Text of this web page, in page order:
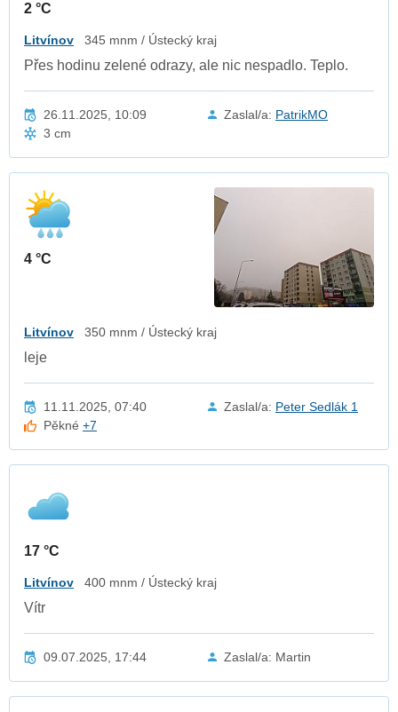
2 °C
Litvínov 345 mnm / Ústecký kraj
Přes hodinu zelené odrazy, ale nic nespadlo. Teplo.
26.11.2025, 10:09 Zaslal/a: PatrikMO
3 cm
4 °C
Litvínov 350 mnm / Ústecký kraj
leje
11.11.2025, 07:40 Zaslal/a: Peter Sedlák 1
Pěkné+7
17 °C
Litvínov 400 mnm / Ústecký kraj
Vítr
09.07.2025, 17:44 Zaslal/a: Martin